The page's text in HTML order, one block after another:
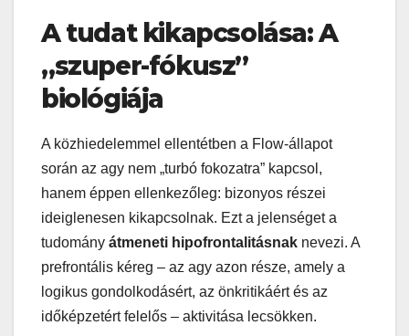
A tudat kikapcsolása: A
„szuper-fókusz”
biológiája
A közhiedelemmel ellentétben a Flow-állapot
során az agy nem „turbó fokozatra” kapcsol,
hanem éppen ellenkezőleg: bizonyos részei
ideiglenesen kikapcsolnak. Ezt a jelenséget a
tudomány átmeneti hipofrontalitásnak nevezi. A
prefrontális kéreg – az agy azon része, amely a
logikus gondolkodásért, az önkritikáért és az
időképzetért felelős – aktivitása lecsökken.